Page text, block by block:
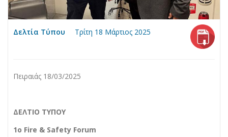
Δελτία Τύπου Τρίτη 18 Μάρτιος 2025
Πειραιάς 18/03/2025
ΔΕΛΤΙΟ ΤΥΠΟΥ
1ο Fire & Safety Forum